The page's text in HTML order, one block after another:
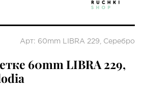
Арт: 60mm LIBRA 229, Серебро
60mm LIBRA 229,